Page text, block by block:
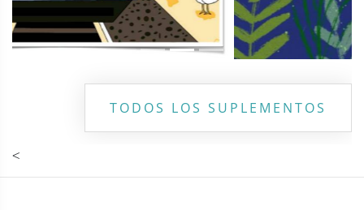
TODOS LOS SUPLEMENTOS
<